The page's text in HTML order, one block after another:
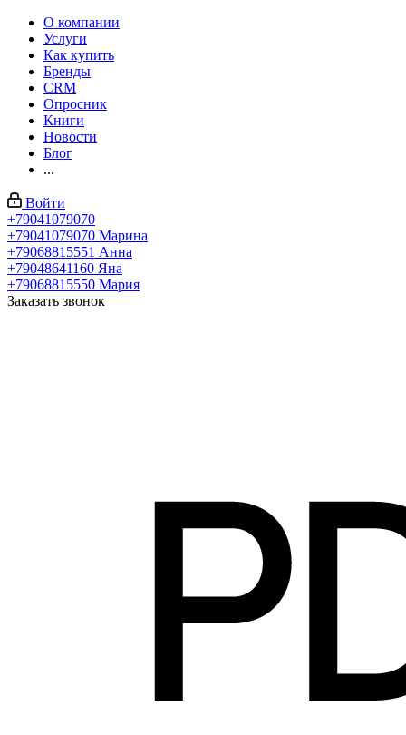
О компании
Услуги
Как купить
Бренды
CRM
Опросник
Книги
Новости
Блог
...
Войти
+79041079070
+79041079070 Марина
+79068815551 Анна
+79048641160 Яна
+79068815550 Мария
Заказать звонок